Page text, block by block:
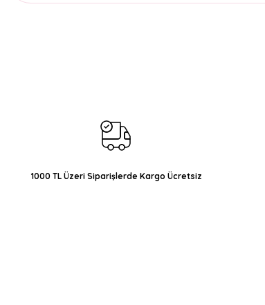
Ürün fiyatı diğer sitelerden daha pahalı.
Bu ürüne benzer farklı alternatifler olmalı.
1000 TL Üzeri Siparişlerde Kargo Ücretsiz